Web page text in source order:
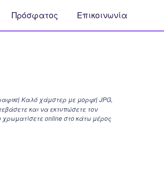
Πρόσφατος Επικοινωνία
Καλό χάμστερ με μορφή JPG,
και να εκτυπώσετε τον
online στο κάτω μέρος